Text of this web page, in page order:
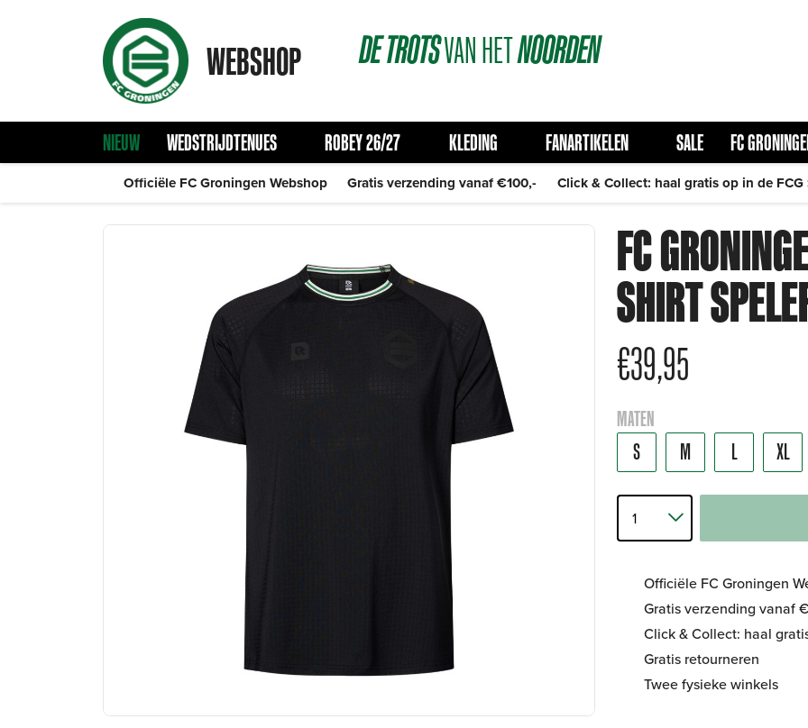
WEBSHOP DETROTSVANHETNOORDEN
NIEUW WEDSTRIJDTENUES ROBEY 26/27 KLEDING FANARTIKELEN SALE FC
Officiële FC Groningen Webshop Gratis verzending vanaf €100,- Click & Collect: haal gratis op in de FCG
FC
SHIRT
€39,95
MATEN
S M L XL
Officiële FC Groningen
Gratis verzending vanaf
Click & Collect: haal
Gratis retourneren
Twee fysieke winkels